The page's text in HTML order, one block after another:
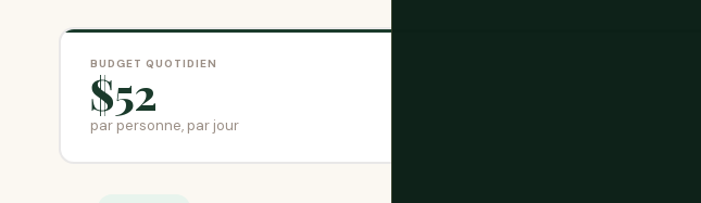
BUDGET QUOTIDIEN
$52
par personne, par jour